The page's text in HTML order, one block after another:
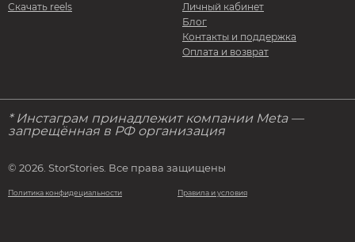
Скачать reels
Личный кабинет
Блог
Контакты и поддержка
Оплата и возврат
* Инстаграм принадлежит компании Meta —
запрещённая в РФ организация
© 2026. StorStories. Все права защищены
Политика конфидециальности Правила и условия